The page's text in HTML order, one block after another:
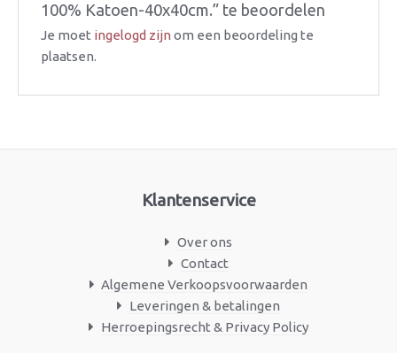
100% Katoen-40x40cm.” te beoordelen
Je moet ingelogd zijn om een beoordeling te
plaatsen.
Klantenservice
Over ons
Contact
Algemene Verkoopsvoorwaarden
Leveringen & betalingen
Herroepingsrecht & Privacy Policy